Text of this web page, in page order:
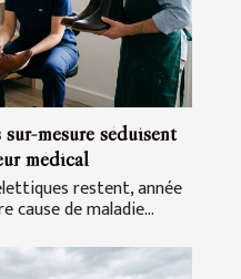
mesure séduisent
médical
restent, année
cause de maladie...